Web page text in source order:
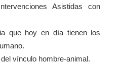
Asistidas con
que hoy en día tienen los
vínculo hombre-animal.